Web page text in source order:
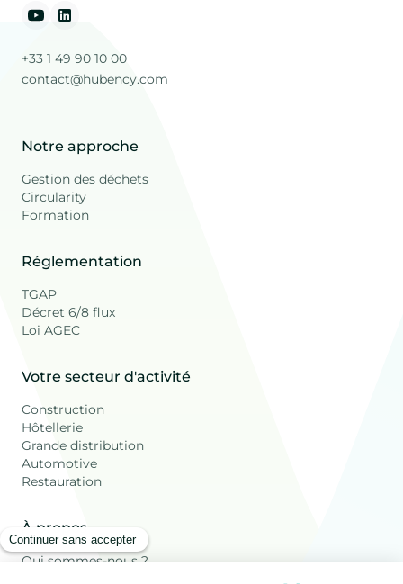
+33 1 49 90 10 00
contact@hubency.com
Notre approche
Gestion des déchets
Circularity
Formation
Réglementation
TGAP
Décret 6/8 flux
Loi AGEC
Votre secteur d'activité
Construction
Hôtellerie
Grande distribution
Automotive
Restauration
À propos
Qui sommes-nous ?